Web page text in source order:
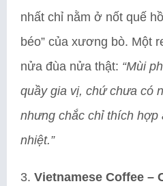
nhất chỉ nằm ở nốt quế
béo” của xương bò. Một
nửa đùa nửa thật: “Mùi
quầy gia vị, chứ chưa có
nhưng chắc chỉ thích hợp
nhiệt.”
3. Vietnamese Coffee –